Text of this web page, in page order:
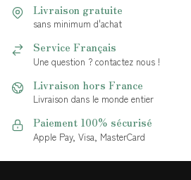
Livraison gratuite
sans minimum d'achat
Service Français
Une question ? contactez nous !
Livraison hors France
Livraison dans le monde entier
Paiement 100% sécurisé
Apple Pay, Visa, MasterCard